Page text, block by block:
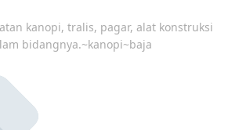
kanopi, tralis, pagar, alat konstruksi
bidangnya.~kanopi~baja